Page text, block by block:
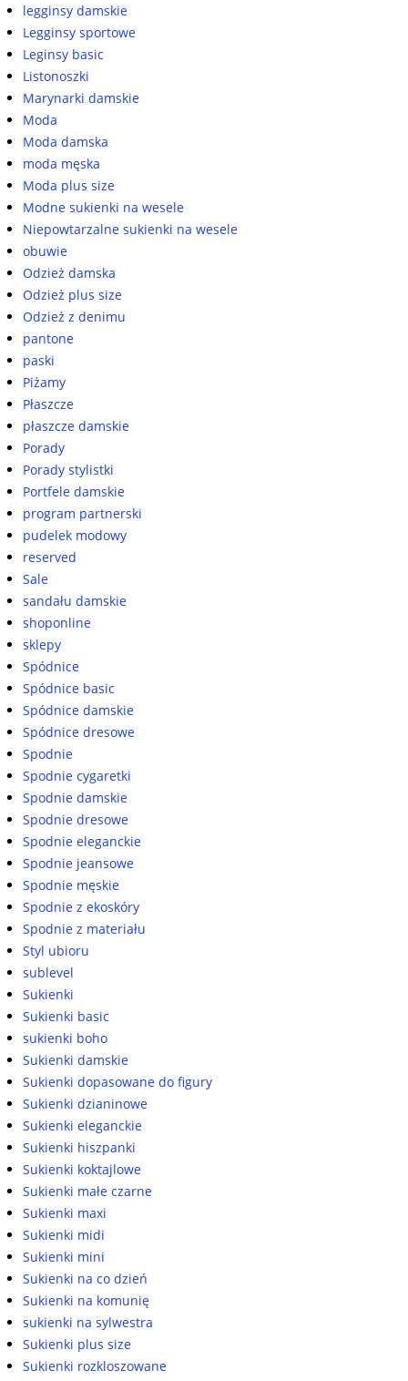
legginsy damskie
Legginsy sportowe
Leginsy basic
Listonoszki
Marynarki damskie
Moda
Moda damska
moda męska
Moda plus size
Modne sukienki na wesele
Niepowtarzalne sukienki na wesele
obuwie
Odzież damska
Odzież plus size
Odzież z denimu
pantone
paski
Piżamy
Płaszcze
płaszcze damskie
Porady
Porady stylistki
Portfele damskie
program partnerski
pudelek modowy
reserved
Sale
sandału damskie
shoponline
sklepy
Spódnice
Spódnice basic
Spódnice damskie
Spódnice dresowe
Spodnie
Spodnie cygaretki
Spodnie damskie
Spodnie dresowe
Spodnie eleganckie
Spodnie jeansowe
Spodnie męskie
Spodnie z ekoskóry
Spodnie z materiału
Styl ubioru
sublevel
Sukienki
Sukienki basic
sukienki boho
Sukienki damskie
Sukienki dopasowane do figury
Sukienki dzianinowe
Sukienki eleganckie
Sukienki hiszpanki
Sukienki koktajlowe
Sukienki małe czarne
Sukienki maxi
Sukienki midi
Sukienki mini
Sukienki na co dzień
Sukienki na komunię
sukienki na sylwestra
Sukienki plus size
Sukienki rozkloszowane